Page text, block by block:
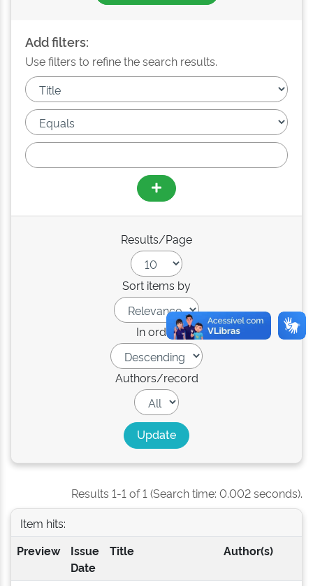
Add filters:
Use filters to refine the search results.
Results/Page
Sort items by
In order
Authors/record
Results 1-1 of 1 (Search time: 0.002 seconds).
Item hits:
Preview
Issue
Date
Title Author(s)